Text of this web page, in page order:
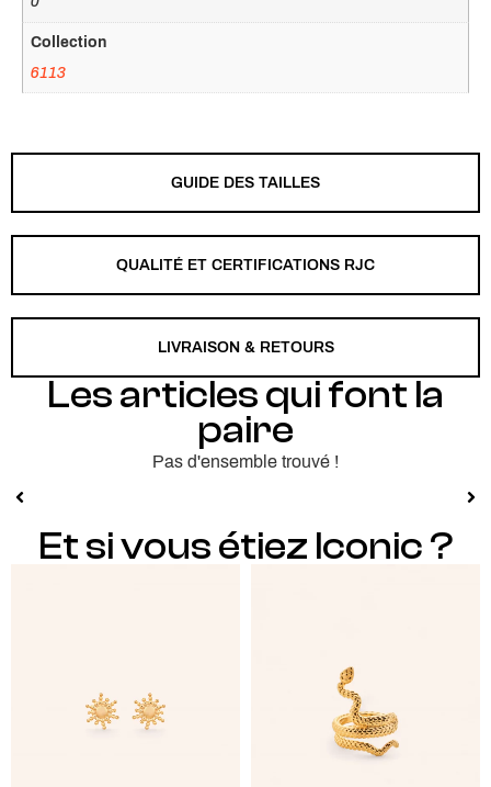
GUIDE DES TAILLES
QUALITÉ ET CERTIFICATIONS RJC
LIVRAISON & RETOURS
Collection
6113
Les articles qui font la
paire
Pas d'ensemble trouvé !
Et si vous étiez Iconic ?